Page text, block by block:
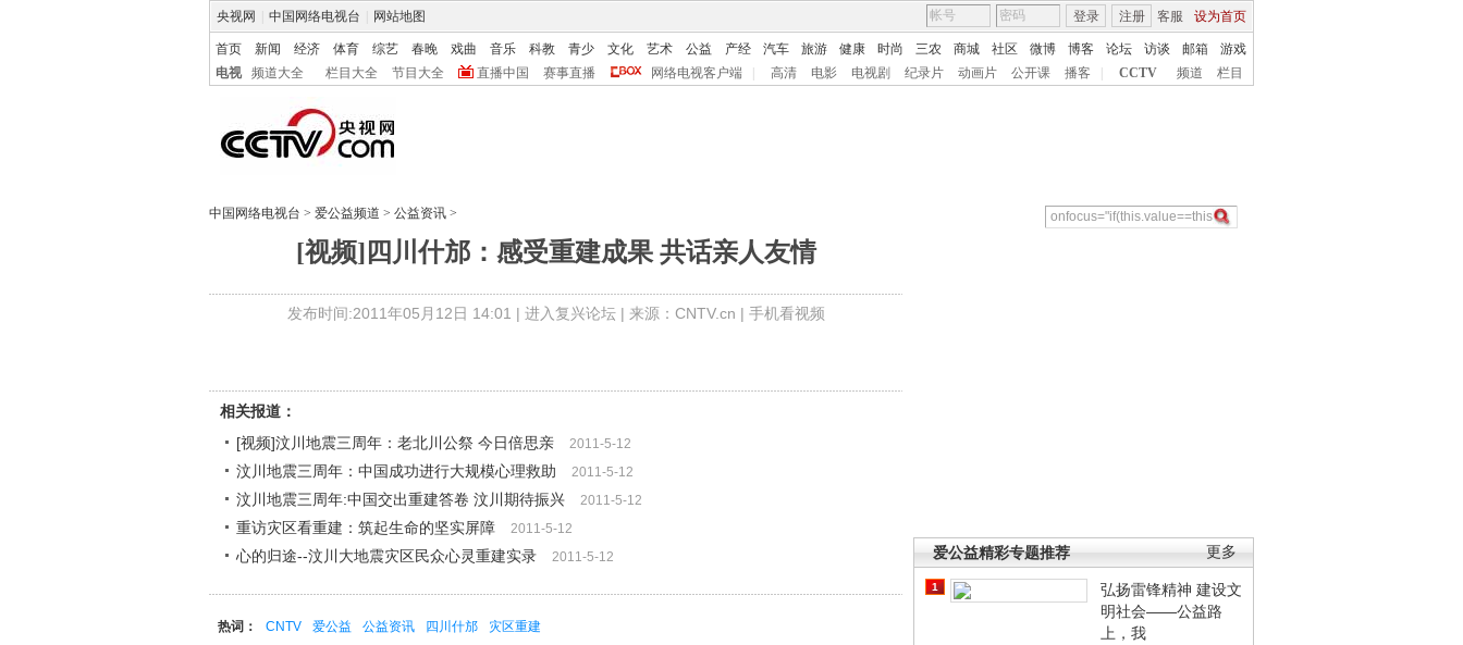
央视网 中国网络电视台 网站地图 客服 设为首页
登录 注册
首页 新闻 经济 体育 综艺 春晚 戏曲 音乐 科教 青少 文化 艺术 公益 产经 汽车 旅游 健康 时尚 三农 商城 社区 微博 博客 论坛 访谈 邮箱
游戏
电视
频道大全 栏目大全 节目大全 直播中国 赛事直播 网络电视客户端 高清 电影 电视剧 纪录片 动画片 公开课 播客 CCTV 频道 栏目
中国网络电视台 > 爱公益频道 > 公益资讯 >
[视频]四川什邡：感受重建成果 共话亲人友情
发布时间:2011年05月12日 14:01 | 进入复兴论坛| 来源：CNTV.cn | 手机看视频
更多
爱公益精彩专题推荐
1
弘扬雷锋精神 建设文
明社会——公益路
上，我
相关报道：
[视频]汶川地震三周年：老北川公祭 今日倍思亲
2011-5-12
汶川地震三周年：中国成功进行大规模心理救助 2011-5-12
汶川地震三周年:中国交出重建答卷 汶川期待振兴 2011-5-12
重访灾区看重建：筑起生命的坚实屏障 2011-5-12
心的归途--汶川大地震灾区民众心灵重建实录 2011-5-12
热词： CNTV 爱公益 公益资讯 四川什邡 灾区重建